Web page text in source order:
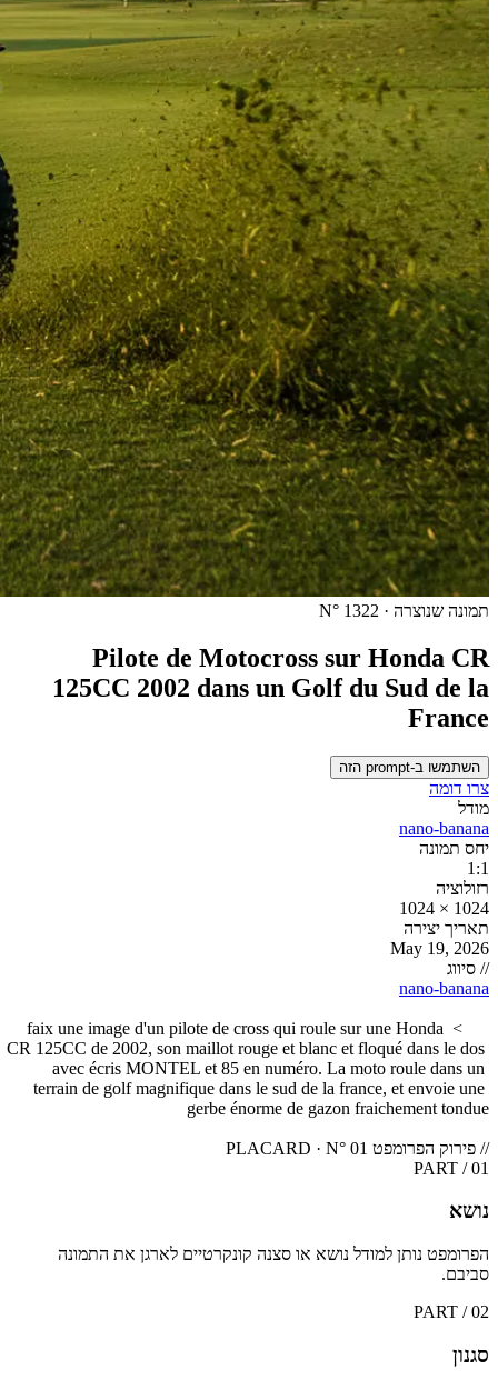
תמונה שנוצרה · N° 1322
Pilote de Motocross sur Honda CR
125CC 2002 dans un Golf du Sud de la
France
השתמשו ב-prompt הזה
צרו דומה
מודל
nano-banana
יחס תמונה
1:1
רזולוציה
1024 × 1024
תאריך יצירה
May 19, 2026
// סיווג
nano-banana
>
faix une image d'un pilote de cross qui roule sur une Honda
CR 125CC de 2002, son maillot rouge et blanc et floqué dans le dos
avec écris MONTEL et 85 en numéro. La moto roule dans un
terrain de golf magnifique dans le sud de la france, et envoie une
// פירוק הפרומפט PLACARD · N° 01
PART / 01
נושא
הפרומפט נותן למודל נושא או סצנה קונקרטיים לארגן את התמונה
סביבם.
PART / 02
סגנון